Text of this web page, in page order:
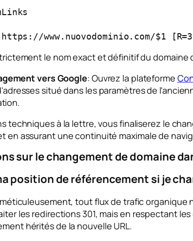
https://www.nuovodominio.com/$1
le nom exact et définitif du domaine
vers Google: Ouvrez la plateforme
situé dans les paramètres de
techniques à la lettre, vous finaliserez le
en assurant une continuité maximale de
sur le changement de domaine
position de référencement si je
tout flux de trafic
les redirections 301, mais en respectant
hérités de la nouvelle URL.